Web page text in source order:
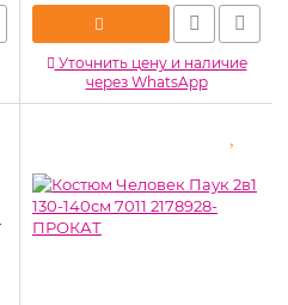
Уточнить цену и наличие
через WhatsApp